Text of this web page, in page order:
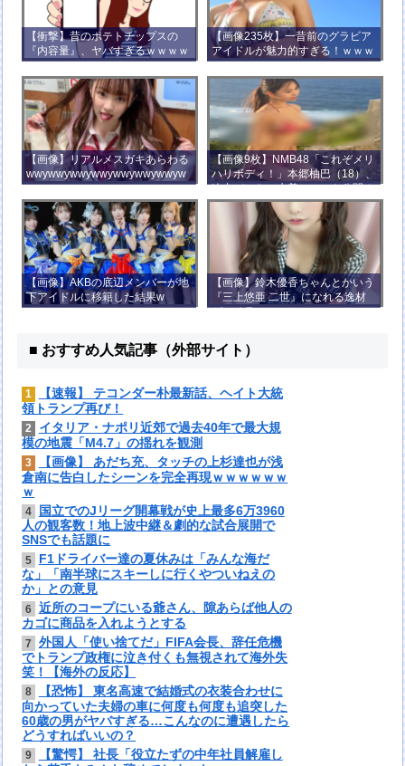
【衝撃】昔のポテトチップスの
『内容量』、ヤバすぎるｗｗｗｗ
ｗｗｗｗ
【画像235枚】一昔前のグラビア
アイドルが魅力的すぎる！ｗｗｗ
【画像】リアルメスガキあらわる
wwywwywwywwywwywwywwyw
wywwy
【画像9枚】NMB48「これぞメリ
ハリボディ！」本郷柚巴（18）、
迫力バストの水着ショット公開！
【画像】AKBの底辺メンバーが地
下アイドルに移籍した結果w
【画像】鈴木優香ちゃんとかいう
『三上悠亜 二世』になれる逸材
がコチラ
■ おすすめ人気記事（外部サイト）
1
【速報】 テコンダー朴最新話、ヘイト大統
領トランプ再び！
2
イタリア・ナポリ近郊で過去40年で最大規
模の地震「M4.7」の揺れを観測
3
【画像】 あだち充、タッチの上杉達也が浅
倉南に告白したシーンを完全再現ｗｗｗｗｗｗ
ｗ
4
国立でのJリーグ開幕戦が史上最多6万3960
人の観客数！地上波中継＆劇的な試合展開で
SNSでも話題に
5
F1ドライバー達の夏休みは「みんな海だ
な」「南半球にスキーしに行くやついねえの
か」との意見
6 近所のコープにいる爺さん、隙あらば他人の
カゴに商品を入れようとする
7
外国人「使い捨てだ」FIFA会長、辞任危機
でトランプ政権に泣き付くも無視されて海外失
笑！【海外の反応】
8
【恐怖】 東名高速で結婚式の衣装合わせに
向かっていた夫婦の車に何度も何度も追突した
60歳の男がヤバすぎる…こんなのに遭遇したら
どうすればいいの？
9
【驚愕】 社長「役立たずの中年社員解雇し